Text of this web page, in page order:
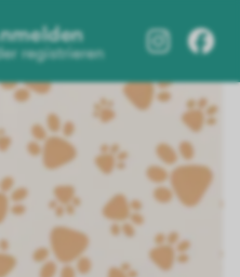
registrieren